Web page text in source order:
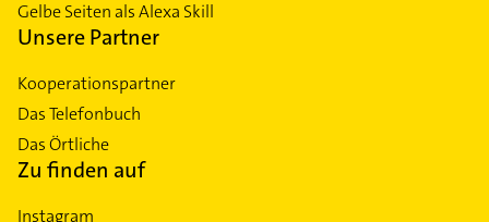
Gelbe Seiten als Alexa Skill
Unsere Partner
Kooperationspartner
Das Telefonbuch
Das Örtliche
Zu finden auf
Instagram